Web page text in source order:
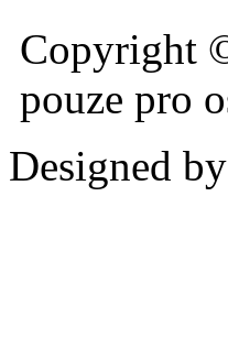
Copyright
pouze pro
Designed by